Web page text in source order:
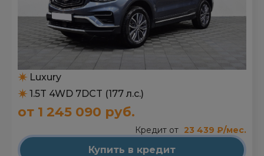
Luxury
1.5T 4WD 7DCT (177 л.с.)
от 1 245 090 руб.
Кредит от 23 439 ₽/мес.
Купить в кредит